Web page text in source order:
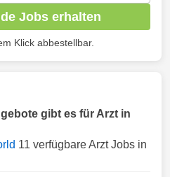
Jobs erhalten
Klick abbestellbar.
gibt es für Arzt in
11 verfügbare Arzt Jobs in